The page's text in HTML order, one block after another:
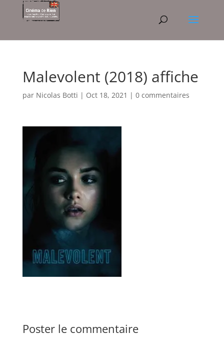
Malevolent (2018) affiche
par Nicolas Botti | Oct 18, 2021 | 0 commentaires
Poster le commentaire